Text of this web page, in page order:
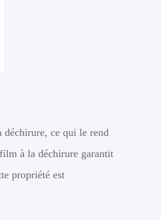
déchirure, ce qui le rend
à la déchirure garantit
propriété est